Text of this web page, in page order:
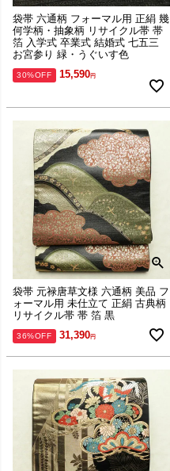
袋帯 六通柄 フォーマル用 正絹 幾
何学柄・抽象柄 リサイクル帯 帯
箔 入学式 卒業式 結婚式 七五三
お宮参り 緑・うぐいす色
30%OFF 15,590
袋帯 元禄唐草文様 六通柄 美品 フ
ォーマル用 未仕立て 正絹 古典柄
リサイクル帯 帯 箔 黒
36%OFF 31,390